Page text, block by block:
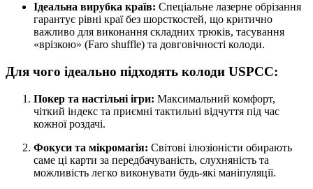
Ідеальна вирубка країв: Спеціальне лазерне обрізання
гарантує рівні краї без шорсткостей, що критично
важливо для виконання складних трюків, тасування
«врізкою» (Faro shuffle) та довговічності колоди.
Для чого ідеально підходять колоди USPCC:
Покер та настільні ігри: Максимальний комфорт,
чіткий індекс та приємні тактильні відчуття під час
кожної роздачі.
Фокуси та мікромагія: Світові ілюзіоністи обирають
саме ці карти за передбачуваність, слухняність та
можливість легко виконувати будь-які маніпуляції.